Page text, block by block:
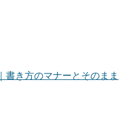
書き方のマナーとそのまま